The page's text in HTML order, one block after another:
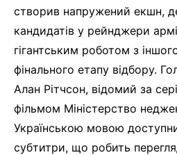
створив напружений екшн,
кандидатів у рейнджери
гігантським роботом з
фінального етапу відбору.
Алан Рітчсон, відомий за
фільмом Міністерство
Українською мовою
субтитри, що робить